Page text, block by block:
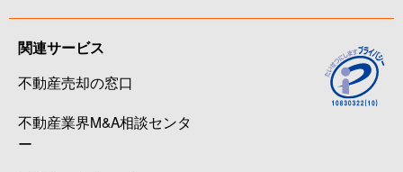
関連サービス
不動産売却の窓口
不動産業界M&A相談センタ
ー